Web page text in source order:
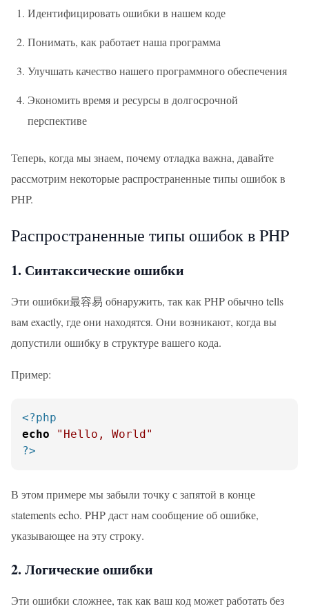
Идентифицировать ошибки в нашем коде
Понимать, как работает наша программа
Улучшать качество нашего программного обеспечения
Экономить время и ресурсы в долгосрочной
перспективе
Теперь, когда мы знаем, почему отладка важна, давайте
рассмотрим некоторые распространенные типы ошибок в
PHP.
Распространенные типы ошибок в PHP
1. Синтаксические ошибки
Эти ошибки最容易 обнаружить, так как PHP обычно tells
вам exactly, где они находятся. Они возникают, когда вы
допустили ошибку в структуре вашего кода.
Пример:
<?php
echo
"Hello, World"
?>
В этом примере мы забыли точку с запятой в конце
statements echo. PHP даст нам сообщение об ошибке,
указывающее на эту строку.
2. Логические ошибки
Эти ошибки сложнее, так как ваш код может работать без